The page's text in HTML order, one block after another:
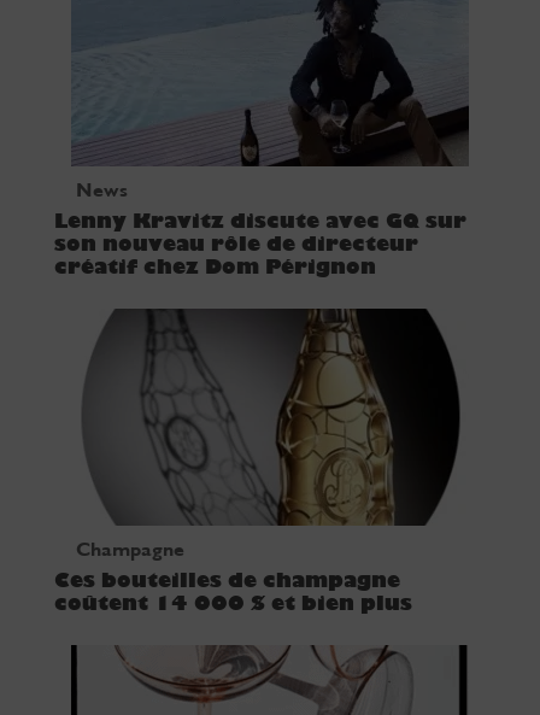
News
Lenny Kravitz discute avec GQ sur
son nouveau rôle de directeur
créatif chez Dom Pérignon
Champagne
Ces bouteilles de champagne
coûtent 14 000 $ et bien plus